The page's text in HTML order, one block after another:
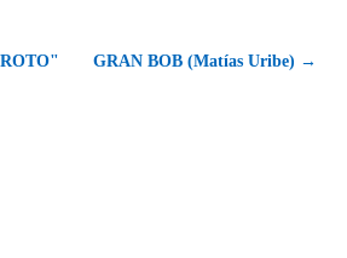
GRAN BOB (Matías Uribe) →